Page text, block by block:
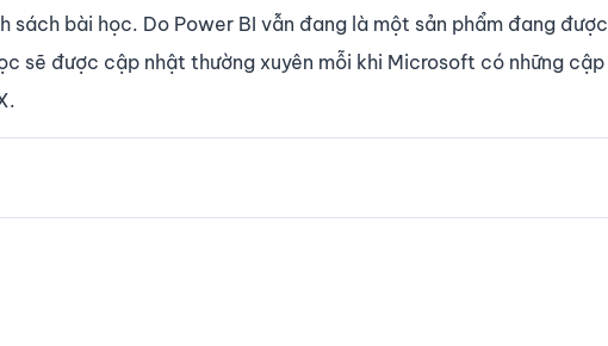
sách bài học. Do Power BI vẫn đang là một sản phẩm đang được
sẽ được cập nhật thường xuyên mỗi khi Microsoft có những cập